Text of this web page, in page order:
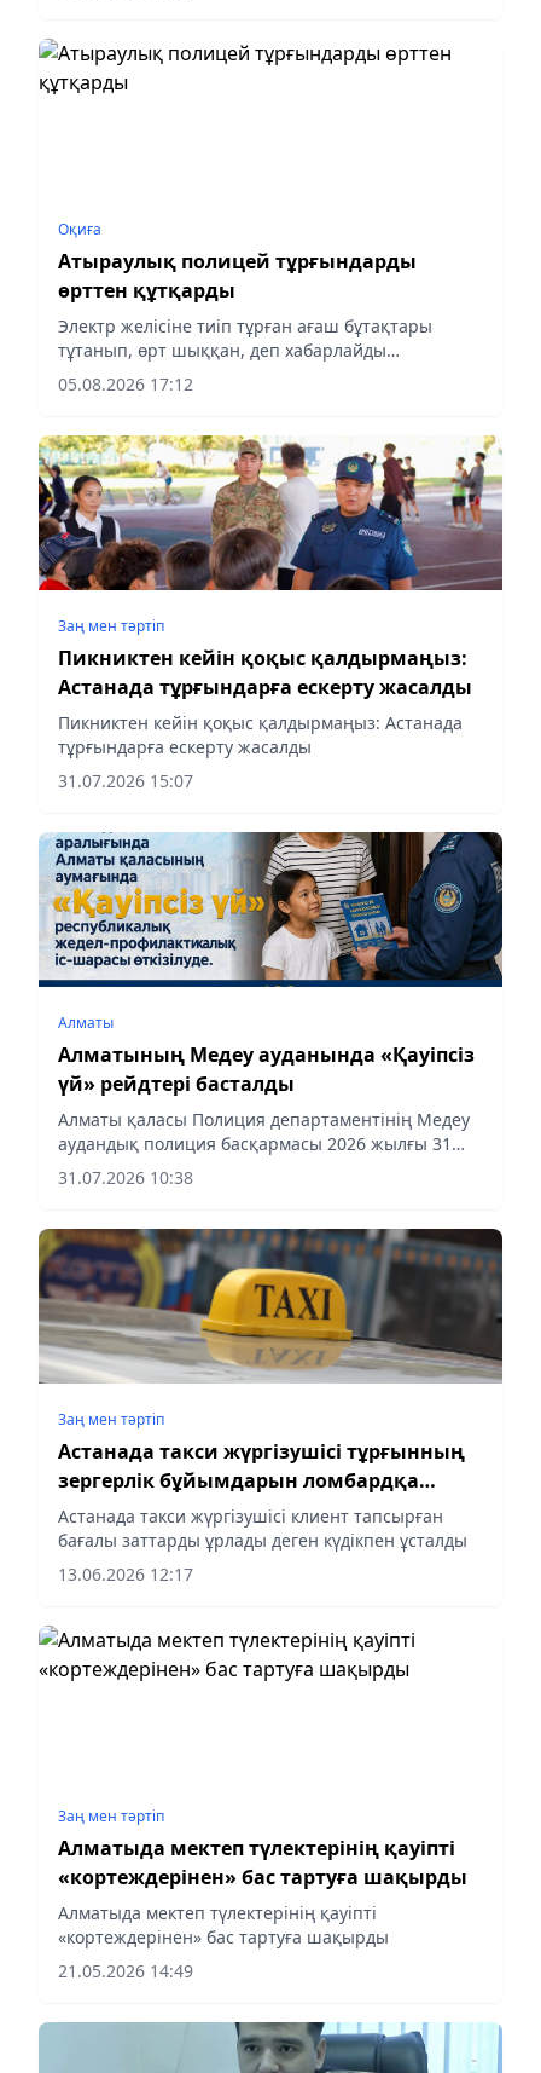
Оқиға
Атыраулық полицей тұрғындарды
өрттен құтқарды
Электр желісіне тиіп тұрған ағаш бұтақтары
тұтанып, өрт шыққан, деп хабарлайды
aqshamnews.kz тілшісі.
05.08.2026 17:12
Заң мен тəртіп
Пикниктен кейін қоқыс қалдырмаңыз:
Астанада тұрғындарға ескерту жасалды
Пикниктен кейін қоқыс қалдырмаңыз: Астанада
тұрғындарға ескерту жасалды
31.07.2026 15:07
Алматы
Алматының Медеу ауданында «Қауіпсіз
үй» рейдтері басталды
Алматы қаласы Полиция департаментінің Медеу
аудандық полиция басқармасы 2026 жылғы 31
шілде мен 1 тамыз аралығында аудан аумағында
«Қауіпсіз үй» республикалық жедел-
31.07.2026 10:38
Заң мен тəртіп
Астанада такси жүргізушісі тұрғынның
зергерлік бұйымдарын ломбардқа
өткізіп жіберген
Астанада такси жүргізушісі клиент тапсырған
бағалы заттарды ұрлады деген күдікпен ұсталды
13.06.2026 12:17
Заң мен тəртіп
Алматыда мектеп түлектерінің қауіпті
«кортеждерінен» бас тартуға шақырды
Алматыда мектеп түлектерінің қауіпті
«кортеждерінен» бас тартуға шақырды
21.05.2026 14:49